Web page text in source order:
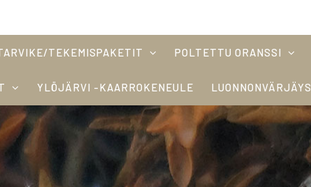
TEKEMISPAKETIT POLTETTU ORANSSI
YLÖJÄRVI -KAARROKENEULE LUONNONVÄRJÄYS